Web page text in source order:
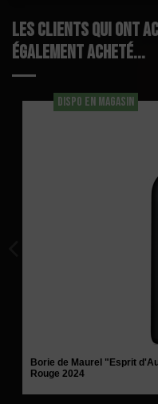
Les clients qui ont
également acheté...
DISPO EN MAGASIN
Borie de Maurel "Esprit
Rouge 2024